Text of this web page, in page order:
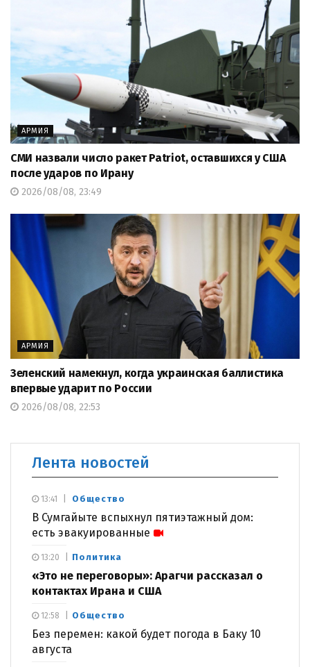
АРМИЯ
СМИ назвали число ракет Patriot, оставшихся у США
после ударов по Ирану
2026/08/08, 23:49
АРМИЯ
Зеленский намекнул, когда украинская баллистика
впервые ударит по России
2026/08/08, 22:53
Лента новостей
Общество
В Сумгайыте вспыхнул пятиэтажный дом:
есть эвакуированные
13:41
Политика
«Это не переговоры»: Арагчи рассказал о
контактах Ирана и США
13:20
Общество
Без перемен: какой будет погода в Баку 10
августа
12:58